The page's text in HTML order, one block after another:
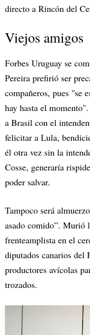
directo a Rincón del
Viejos amigos
Forbes Uruguay se
Pereira prefirió ser
compañeros, pues "se
hay hasta el
a Brasil con el
felicitar a Lula,
él otra vez sin la
Cosse, generaría
poder salvar.
Tampoco será
asado comido”. Murió
frenteamplista en el
diputados canarios del
productores avícolas
trozados.